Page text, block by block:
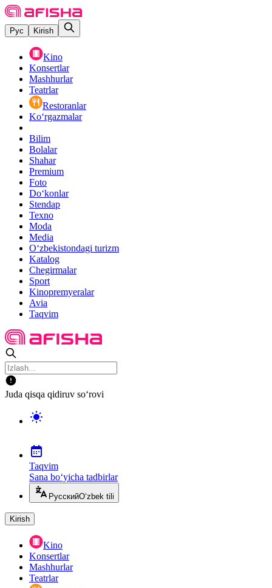
Рус Kirish
Kino
Konsertlar
Mashhurlar
Teatrlar
Restoranlar
Ko‘rgazmalar
Bilim
Bolalar
Shahar
Premium
Foto
Do‘konlar
Stendap
Texno
Moda
Media
O‘zbekistondagi turizm
Katalog
Chegirmalar
Sport
Kinopremyeralar
Avia
Taqvim
Juda qisqa qidiruv so‘rovi
Taqvim
Sana bo‘yicha tadbirlar
РусскийO‘zbek tili
Kirish
Kino
Konsertlar
Mashhurlar
Teatrlar